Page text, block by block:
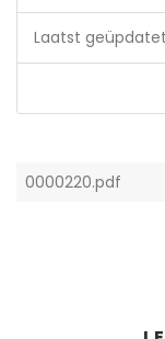
Laatst geüpdatet
0000220.pdf